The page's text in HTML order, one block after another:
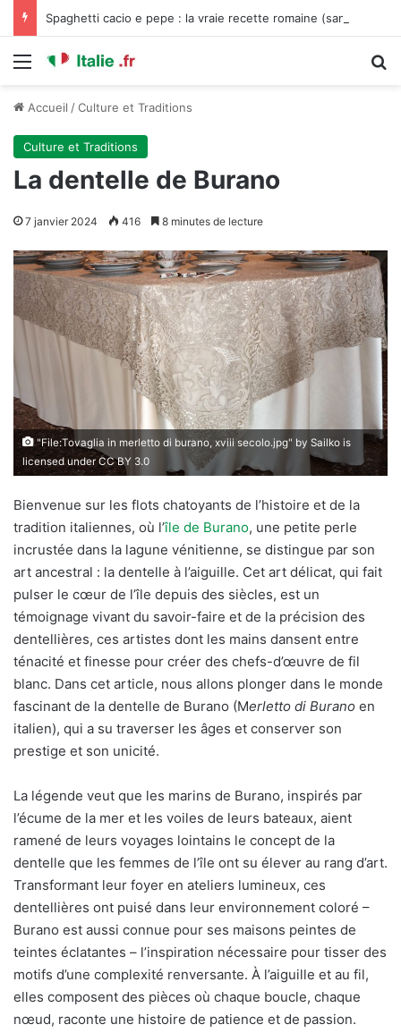
Menu
Accueil /Culture et Traditions
Culture et Traditions
La dentelle de Burano
7 janvier 2024 416 8 minutes de lecture
"File:Tovaglia in merletto di burano, xviii secolo.jpg" by Sailko is
licensed under CC BY 3.0
Bienvenue sur les flots chatoyants de l’histoire et de la
tradition italiennes, où l’île de Burano, une petite perle
incrustée dans la lagune vénitienne, se distingue par son
art ancestral : la dentelle à l’aiguille. Cet art délicat, qui fait
pulser le cœur de l’île depuis des siècles, est un
témoignage vivant du savoir-faire et de la précision des
dentellières, ces artistes dont les mains dansent entre
ténacité et finesse pour créer des chefs-d’œuvre de fil
blanc. Dans cet article, nous allons plonger dans le monde
fascinant de la dentelle de Burano (Merletto di Burano en
italien), qui a su traverser les âges et conserver son
prestige et son unicité.
La légende veut que les marins de Burano, inspirés par
l’écume de la mer et les voiles de leurs bateaux, aient
ramené de leurs voyages lointains le concept de la
dentelle que les femmes de l’île ont su élever au rang d’art.
Transformant leur foyer en ateliers lumineux, ces
dentellières ont puisé dans leur environnement coloré –
Burano est aussi connue pour ses maisons peintes de
teintes éclatantes – l’inspiration nécessaire pour tisser des
motifs d’une complexité renversante. À l’aiguille et au fil,
elles composent des pièces où chaque boucle, chaque
nœud, raconte une histoire de patience et de passion.